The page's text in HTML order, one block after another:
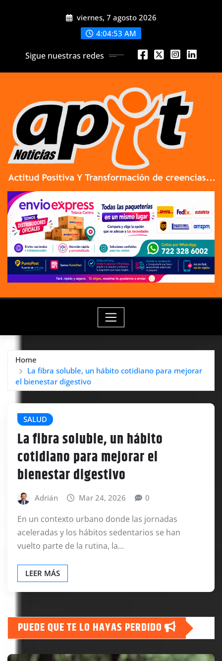
viernes, 7 agosto 2026
4:04:53 AM
Sigue nuestras redes
Home
La fibra soluble, un hábito cotidiano para mejorar
el bienestar digestivo
SALUD
La fibra soluble, un hábito
cotidiano para mejorar el
bienestar digestivo
Adrián Mar 24, 2026 0
En un contexto urbano donde las jornadas
aceleradas y los hábitos sedentarios se han
vuelto parte de la rutina, la…
LEER MÁS
PUEDE QUE TE LO HAYAS PERDIDO